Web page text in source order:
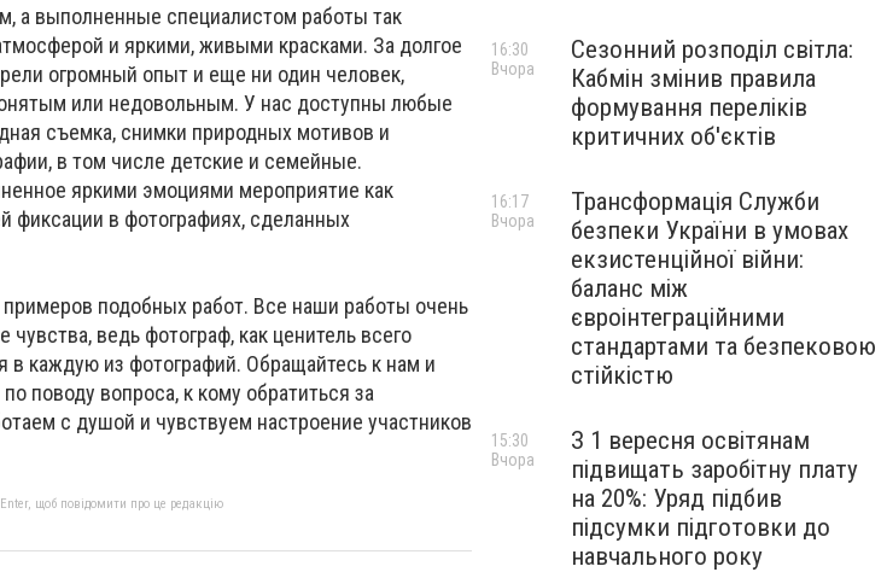
а выполненные специалистом работы так
и яркими, живыми красками. За долгое
огромный опыт и еще ни один человек,
или недовольным. У нас доступны любые
съемка, снимки природных мотивов и
в том числе детские и семейные.
яркими эмоциями мероприятие как
фиксации в фотографиях, сделанных
подобных работ. Все наши работы очень
ведь фотограф, как ценитель всего
в каждую из фотографий. Обращайтесь к нам и
поводу вопроса, к кому обратиться за
с душой и чувствуем настроение участников
щоб повідомити про це редакцію
Сезонний розподіл світла:
Кабмін змінив правила
формування переліків
критичних об'єктів
16:30
Вчора
Трансформація Служби
безпеки України в умовах
екзистенційної війни:
баланс між
євроінтеграційними
стандартами та безпековою
стійкістю
16:17
Вчора
З 1 вересня освітянам
підвищать заробітну плату
на 20%: Уряд підбив
підсумки підготовки до
навчального року
15:30
Вчора